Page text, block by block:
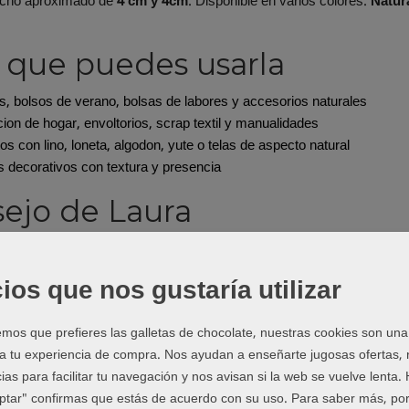
que puedes usarla
bolsos de verano, bolsas de labores y accesorios naturales
de hogar, envoltorios, scrap textil y manualidades
con lino, loneta, algodon, yute o telas de aspecto natural
decorativos con textura y presencia
de Laura
como yute o arpillera, Laura recomienda rematar bien los
con otros materiales
parte de nuestra seccion decintas decorativas y pasamanerias
y remates para dar un acabado mas bonito a tus proyectos.
un bolso, una mochila o un complemento handmade,
que nos gustaría utilizar
que prefieres las galletas de chocolate, nuestras cookies son
tu experiencia de compra. Nos ayudan a enseñarte jugosas ofertas,
para facilitar tu navegación y nos avisan si la web se vuelve lenta.
confirmas que estás de acuerdo con su uso. Para saber más,